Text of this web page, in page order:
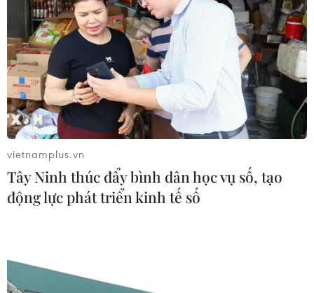
vietnamplus.vn
Tây Ninh thúc đẩy bình dân học vụ số, tạo
động lực phát triển kinh tế số